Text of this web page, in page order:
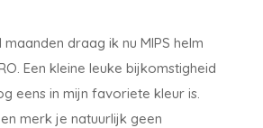
draag ik nu MIPS helm
Een kleine leuke bijkomstigheid
eens in mijn favoriete kleur is.
merk je natuurlijk geen